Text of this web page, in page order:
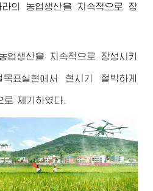
의 농업생산을 지속적으로 장
업생산을 지속적으로 장성시키
표실현에서 현시기 절박하게
로 제기하였다.